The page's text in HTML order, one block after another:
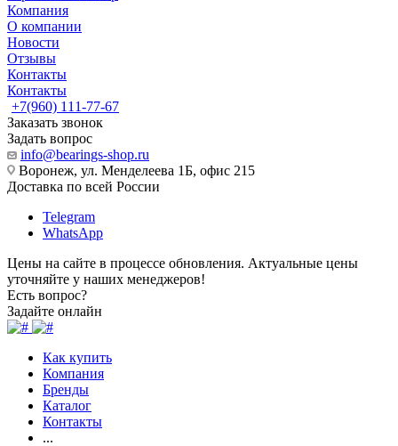
Компания
О компании
Новости
Отзывы
Контакты
Контакты
+7(960) 111-77-67
Заказать звонок
Задать вопрос
info@bearings-shop.ru
Воронеж, ул. Менделеева 1Б, офис 215
Доставка по всей России
Telegram
WhatsApp
Цены на сайте в процессе обновления. Актуальные цены
уточняйте у наших менеджеров!
Есть вопрос?
Задайте онлайн
Как купить
Компания
Бренды
Каталог
Контакты
...